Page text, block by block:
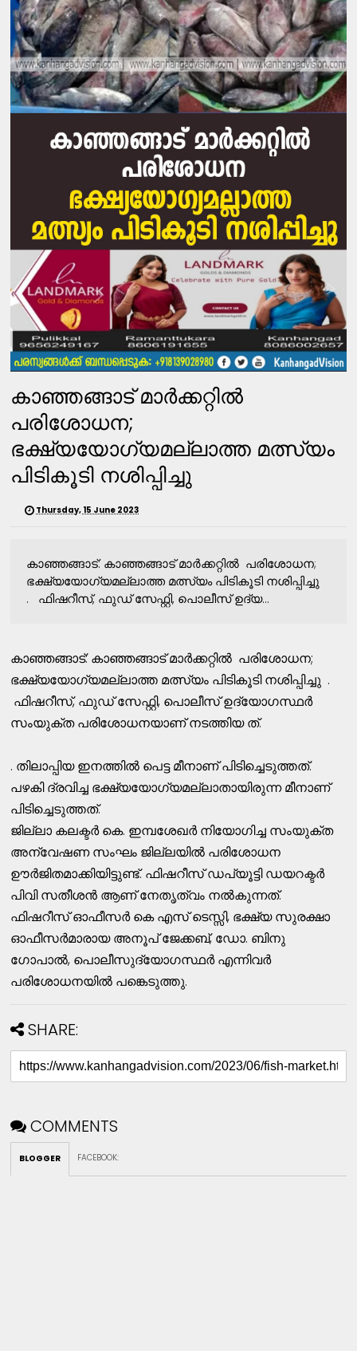
കാഞ്ഞങ്ങാട് മാര്‍ക്കറ്റില്‍
പരിശോധന;
ഭക്ഷ്യയോഗ്യമല്ലാത്ത മത്സ്യം
പിടികൂടി നശിപ്പിച്ചു
Thursday, 15 June 2023
കാഞ്ഞങ്ങാട്: കാഞ്ഞങ്ങാട് മാര്‍ക്കറ്റില്‍ പരിശോധന;
ഭക്ഷ്യയോഗ്യമല്ലാത്ത മത്സ്യം പിടികൂടി നശിപ്പിച്ചു
. ഫിഷറീസ്, ഫുഡ് സേഫ്റ്റി, പൊലീസ് ഉദ്യ...
കാഞ്ഞങ്ങാട്: കാഞ്ഞങ്ങാട് മാര്‍ക്കറ്റില്‍ പരിശോധന;
ഭക്ഷ്യയോഗ്യമല്ലാത്ത മത്സ്യം പിടികൂടി നശിപ്പിച്ചു .
ഫിഷറീസ്, ഫുഡ് സേഫ്റ്റി, പൊലീസ് ഉദ്യോഗസ്ഥര്‍
സംയുക്ത പരിശോധനയാണ് നടത്തിയ ത്.
. തിലാപ്പിയ ഇനത്തില്‍ പെട്ട മീനാണ് പിടിച്ചെടുത്തത്.
പഴകി ദ്രവിച്ച ഭക്ഷ്യയോഗ്യമല്ലാതായിരുന്ന മീനാണ്
പിടിച്ചെടുത്തത്.
ജില്ലാ കലക്ടര്‍ കെ. ഇമ്പശേഖര്‍ നിയോഗിച്ച സംയുക്ത
അന്വേഷണ സംഘം ജില്ലയില്‍ പരിശോധന
ഊര്‍ജിതമാക്കിയിട്ടുണ്ട്. ഫിഷറീസ് ഡപ്യൂട്ടി ഡയറക്ടര്‍
പിവി സതീശന്‍ ആണ് നേതൃത്വം നല്‍കുന്നത്.
ഫിഷറീസ് ഓഫീസര്‍ കെ എസ് ടെസ്സി, ഭക്ഷ്യ സുരക്ഷാ
ഓഫീസര്‍മാരായ അനൂപ് ജേക്കബ്, ഡോ. ബിനു
ഗോപാല്‍, പൊലീസുദ്യോഗസ്ഥര്‍ എന്നിവര്‍
പരിശോധനയില്‍ പങ്കെടുത്തു.
SHARE:
COMMENTS
BLOGGER FACEBOOK: